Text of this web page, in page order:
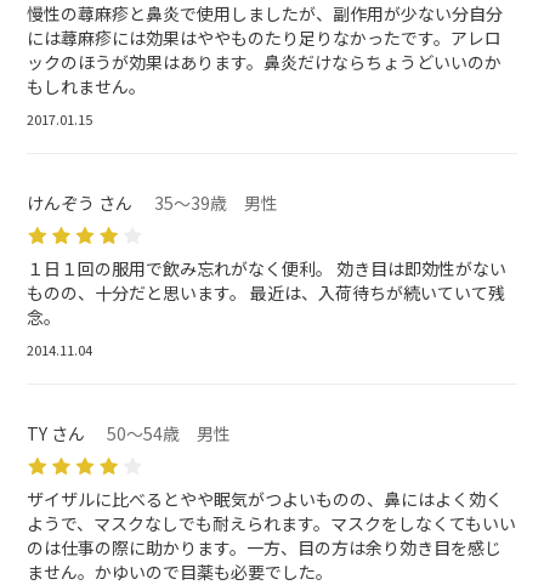
慢性の蕁麻疹と鼻炎で使用しましたが、副作用が少ない分自分
には蕁麻疹には効果はややものたり足りなかったです。アレロ
ックのほうが効果はあります。鼻炎だけならちょうどいいのか
もしれません。
2017.01.15
けんぞう さん 35～39歳 男性
１日１回の服用で飲み忘れがなく便利。 効き目は即効性がない
ものの、十分だと思います。 最近は、入荷待ちが続いていて残
念。
2014.11.04
TY さん 50～54歳 男性
ザイザルに比べるとやや眠気がつよいものの、鼻にはよく効く
ようで、マスクなしでも耐えられます。マスクをしなくてもいい
のは仕事の際に助かります。一方、目の方は余り効き目を感じ
ません。かゆいので目薬も必要でした。